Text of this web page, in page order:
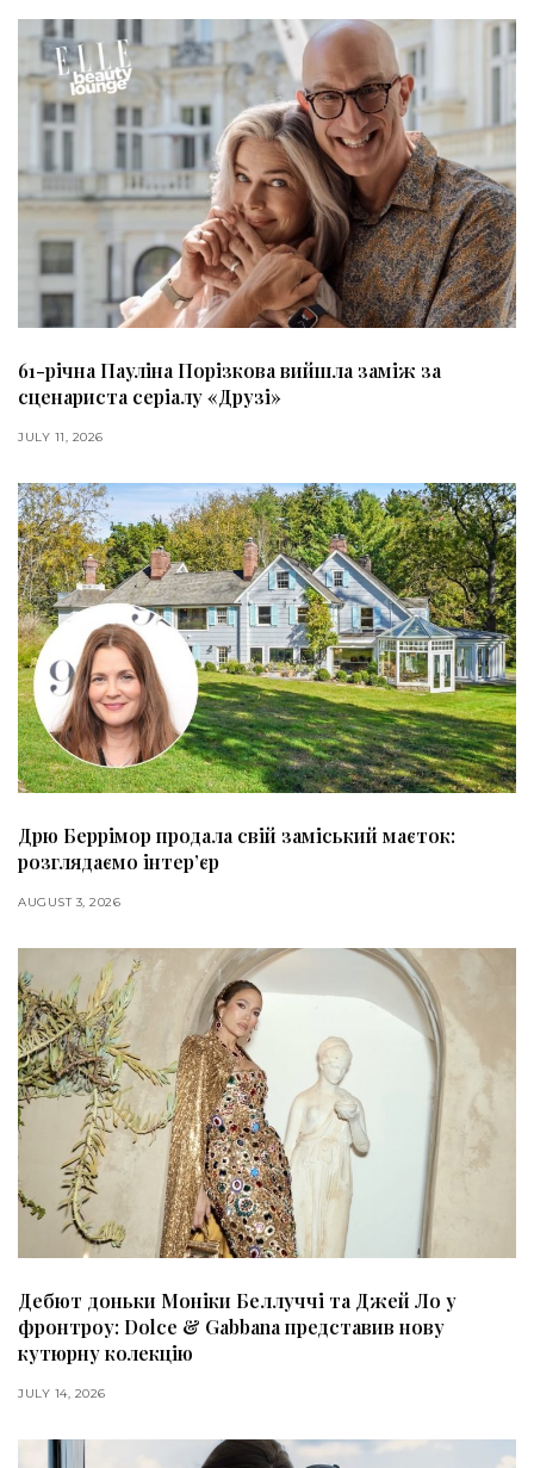
61-річна Пауліна Порізкова вийшла заміж за
сценариста серіалу «Друзі»
JULY 11, 2026
Дрю Беррімор продала свій заміський маєток:
розглядаємо інтер’єр
AUGUST 3, 2026
Дебют доньки Моніки Беллуччі та Джей Ло у
фронтроу: Dolce & Gabbana представив нову
кутюрну колекцію
JULY 14, 2026